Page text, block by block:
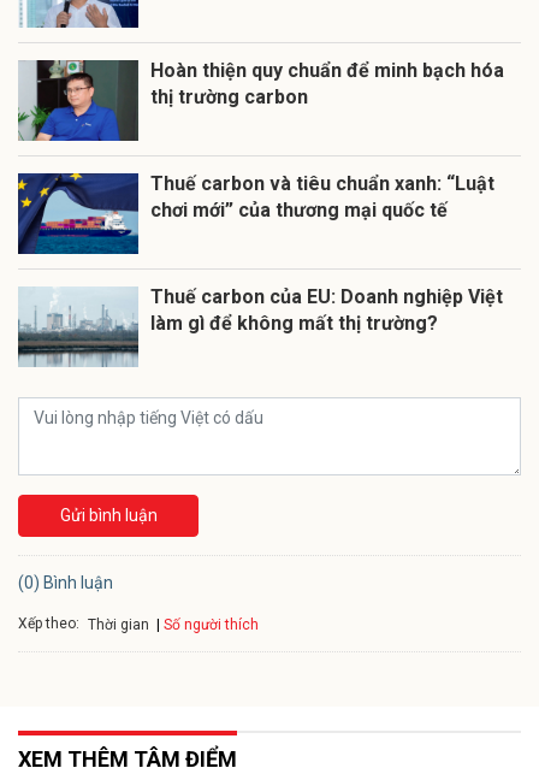
Hoàn thiện quy chuẩn để minh bạch hóa
thị trường carbon
Thuế carbon và tiêu chuẩn xanh: “Luật
chơi mới” của thương mại quốc tế
Thuế carbon của EU: Doanh nghiệp Việt
làm gì để không mất thị trường?
Gửi bình luận
(0) Bình luận
Xếp theo: Thời gian Số người thích
XEM THÊM TÂM ĐIỂM